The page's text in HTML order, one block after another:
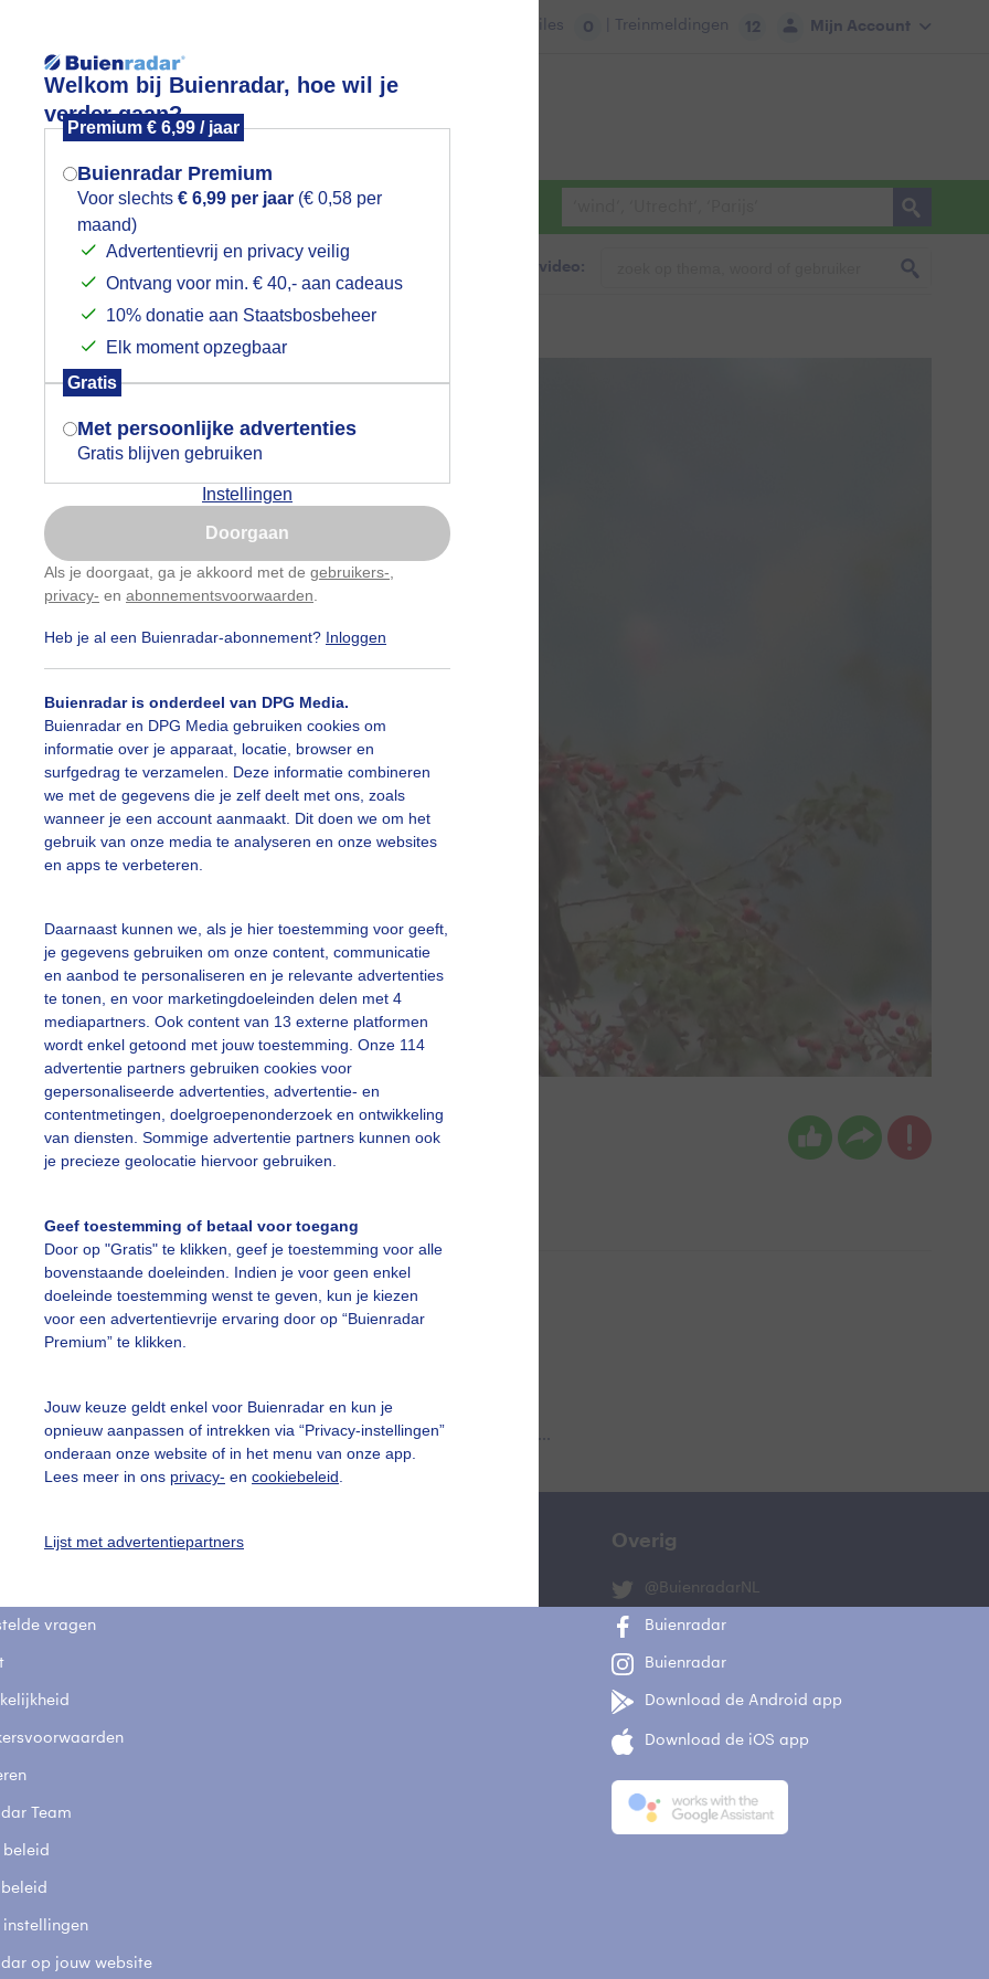
Welkom bij Buienradar, hoe wil je
verder gaan?
Premium € 6,99 / jaar
Buienradar Premium
Voor slechts € 6,99 per jaar (€ 0,58 per
maand)
Advertentievrij en privacy veilig
Ontvang voor min. € 40,- aan cadeaus
10% donatie aan Staatsbosbeheer
Elk moment opzegbaar
Gratis
Met persoonlijke advertenties
Gratis blijven gebruiken
Instellingen
Doorgaan
Als je doorgaat, ga je akkoord met de gebruikers-
privacy- en abonnementsvoorwaarden
Heb je al een Buienradar-abonnement? Inloggen
Buienradar is onderdeel van DPG Media.
Buienradar en DPG Media gebruiken cookies om
informatie over je apparaat, locatie, browser en
surfgedrag te verzamelen. Deze informatie combineren
we met de gegevens die je zelf deelt met ons, zoals
wanneer je een account aanmaakt. Dit doen we om het
gebruik van onze media te analyseren en onze websites
en apps te verbeteren.
Daarnaast kunnen we, als je hier toestemming voor geeft,
je gegevens gebruiken om onze content, communicatie
en aanbod te personaliseren en je relevante advertenties
te tonen, en voor marketingdoeleinden delen met 4
mediapartners. Ook content van 13 externe platformen
wordt enkel getoond met jouw toestemming. Onze 114
advertentie partners gebruiken cookies voor
gepersonaliseerde advertenties, advertentie- en
contentmetingen, doelgroepenonderzoek en ontwikkeling
van diensten. Sommige advertentie partners kunnen ook
je precieze geolocatie hiervoor gebruiken.
Geef toestemming of betaal voor toegang
Door op "Gratis" te klikken, geef je toestemming voor alle
bovenstaande doeleinden. Indien je voor geen enkel
doeleinde toestemming wenst te geven, kun je kiezen
voor een advertentievrije ervaring door op “Buienradar
Premium” te klikken.
Jouw keuze geldt enkel voor Buienradar en kun je
opnieuw aanpassen of intrekken via “Privacy-instellingen”
onderaan onze website of in het menu van onze app.
Lees meer in ons privacy- en cookiebeleid
Lijst met advertentiepartners
Mijn Account
Files 0 | Treinmeldingen 12
Foto en video Weerzine
Zoeken in foto & video:
op de uitkijk
Erna Kool Gemaakt: 14-10-2024, 115x bekeken
slideshow
Een moment geduld aub...
vragen
Team
beleid
instellingen
op jouw website
Overig
@BuienradarNL
Buienradar
Buienradar
Download de Android app
Download de iOS app
Mogen we je locatie gebruiken voor
het weer?
Indien je hier nog geen akkoord op hebt
gegeven, verschijnt er zo een pop-up uit
je browser waarin deze toestemming
gevraagd wordt.
Is goed, toon de popup
Nu niet, misschien later
Gebruik je Safari en wil je niet elke dag deze pop-up
Klikhierom dit aan te passen